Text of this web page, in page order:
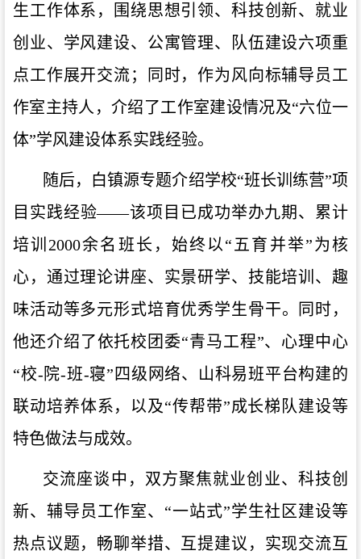
生工作体系，围绕思想引领、科技创新、就业
创业、学风建设、公寓管理、队伍建设六项重
点工作展开交流；同时，作为风向标辅导员工
作室主持人，介绍了工作室建设情况及“六位一
体”学风建设体系实践经验。
随后， 白镇源专题介绍学校“班长训练营”项
目实践经验——该项目 已成功举办九期、 累计
培训 2000余名班长，始终以“五育并举”为核
心，通过理论讲座、实景研学、技能培训、趣
味活动等多元形式培育优秀学生骨干。同时，
他还介绍了依托校 团委“青马工程”、心理中心
“校-院-班-寝”四级网络、山科易班平台构建的
联动培养体系，以及“传帮带”成长梯队建设等
特色做法与成效。
交流座谈 中，双方聚焦就业创业、科技创
新、辅导员工作室、 “一站式”学生社区建设等
热点议题，畅聊举措、互提建议，实现交流互